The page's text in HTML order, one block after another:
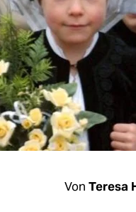
Von Teresa